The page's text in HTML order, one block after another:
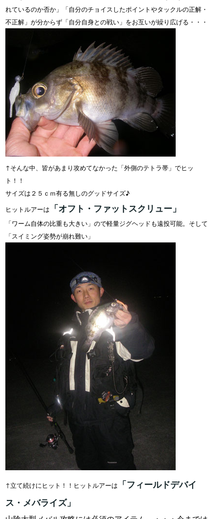
れているのか否か」「自分のチョイスしたポイントやタックルの正解・
不正解」が分からず「自分自身との戦い」をお互いが繰り広げる・・・
↑そんな中、皆があまり攻めてなかった「外側のテトラ帯」でヒッ
ト！！
サイズは２５ｃｍ有る無しのグッドサイズ♪
ヒットルアーは 「オフト・ファットスクリュー」
「ワーム自体の比重も大きい」ので軽量ジグヘッドも遠投可能。そして
「スイミング姿勢が崩れ難い」
↑立て続けにヒット！！ヒットルアーは 「フィールドデバイ
ス・メバライズ」